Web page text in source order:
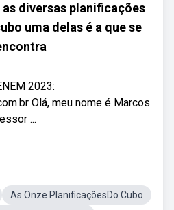
as diversas planificações
uma delas é a que se
2023:
Olá, meu nome é Marcos
...
As Onze PlanificaçõesDo Cubo